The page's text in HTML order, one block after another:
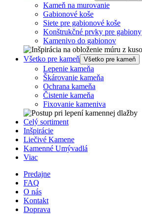
Kameň na murovanie
Gabionové koše
Siete pre gabionové koše
Konštrukčné prvky pre gabiony
Kamenivo do gabionov
Všetko pre kameň Všetko pre kameň
Lepenie kameňa
Škárovanie kameňa
Ochrana kameňa
Čistenie kameňa
Fixovanie kameniva
Celý sortiment
Inšpirácie
Liečivé Kamene
Kamenné Umývadlá
Viac
Predajne
FAQ
O nás
Kontakt
Doprava